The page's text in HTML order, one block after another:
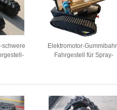
schwere
Elektromotor-
Fahrgestell für Spray-